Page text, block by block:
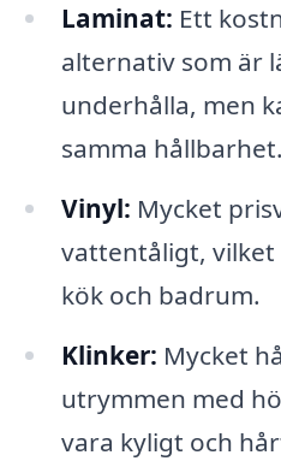
Laminat: Ett
alternativ som är
underhålla, men
samma hållbarhet.
Vinyl: Mycket
vattentåligt,
kök och badrum.
Klinker: Mycket
utrymmen med
vara kyligt och